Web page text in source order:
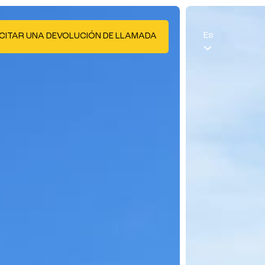
UNA DEVOLUCIÓN DE LLAMADA Es